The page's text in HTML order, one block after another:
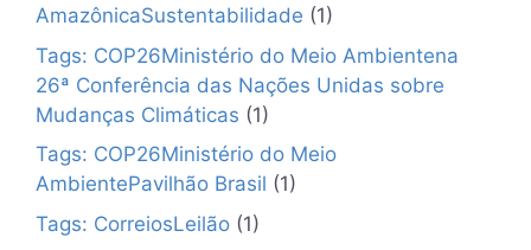
AmazônicaSustentabilidade (1)
Tags: COP26Ministério do Meio Ambientena
26ª Conferência das Nações Unidas sobre
Mudanças Climáticas (1)
Tags: COP26Ministério do Meio
AmbientePavilhão Brasil (1)
Tags: CorreiosLeilão (1)